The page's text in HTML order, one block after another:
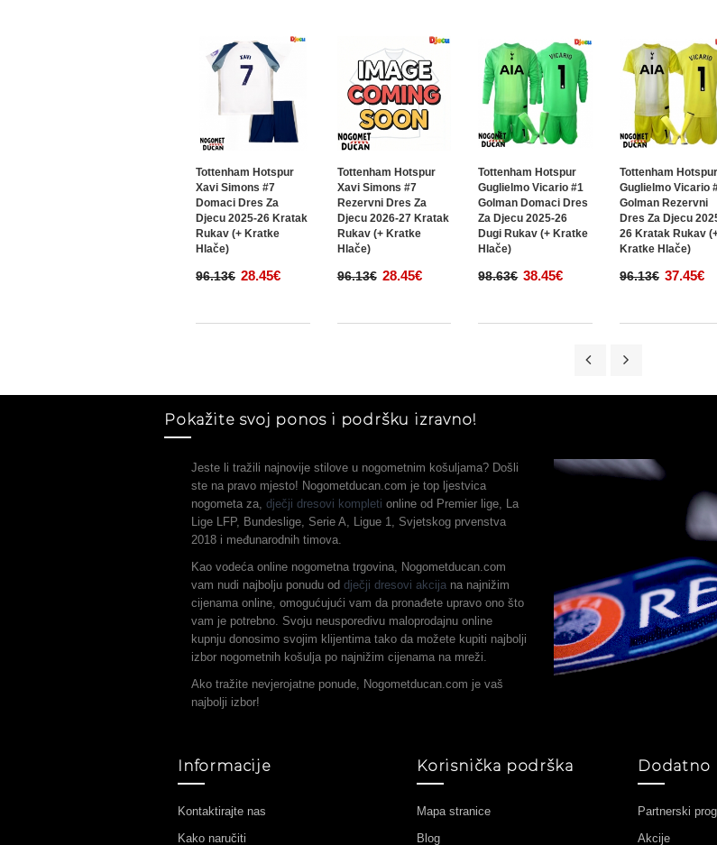
Tottenham Hotspur
Xavi Simons #7
Domaci Dres Za
Djecu 2025-26 Kratak
Rukav (+ Kratke
Hlače)
96.13€ 28.45€
Tottenham Hotspur
Xavi Simons #7
Rezervni Dres Za
Djecu 2026-27 Kratak
Rukav (+ Kratke
Hlače)
96.13€ 28.45€
Tottenham Hotspur
Guglielmo Vicario #1
Golman Domaci Dres
Za Djecu 2025-26
Dugi Rukav (+ Kratke
Hlače)
98.63€ 38.45€
Tottenham Hotspur
Guglielmo Vicario
Golman Rezervni
Dres Za Djecu
26 Kratak Rukav
Kratke Hlače)
96.13€ 37.45€
Pokažite svoj ponos i podršku izravno!
Jeste li tražili najnovije stilove u nogometnim košuljama? Došli
ste na pravo mjesto! Nogometducan.com je top ljestvica
nogometa za, dječji dresovi kompleti online od Premier lige, La
Lige LFP, Bundeslige, Serie A, Ligue 1, Svjetskog prvenstva
2018 i međunarodnih timova.
Kao vodeća online nogometna trgovina, Nogometducan.com
vam nudi najbolju ponudu od dječji dresovi akcija na najnižim
cijenama online, omogućujući vam da pronađete upravo ono što
vam je potrebno. Svoju neusporedivu maloprodajnu online
kupnju donosimo svojim klijentima tako da možete kupiti najbolji
izbor nogometnih košulja po najnižim cijenama na mreži.
Ako tražite nevjerojatne ponude, Nogometducan.com je vaš
najbolji izbor!
Informacije
Kontaktirajte nas
Kako naručiti
Korisnička podrška
Mapa stranice
Blog
Dodatno
Partnerski
Akcije